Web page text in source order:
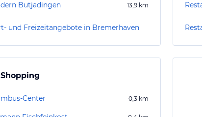
Butjadingen 13,9 km
und Freizeitangebote in Bremerhaven
Shopping
Center 0,3 km